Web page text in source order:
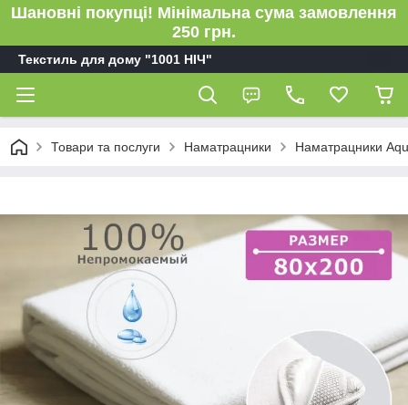
Шановні покупці! Мінімальна сума замовлення
250 грн.
Текстиль для дому "1001 НІЧ"
Товари та послуги Наматрацники Наматрацники